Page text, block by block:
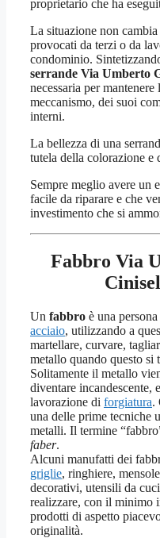
proprietario che ha
La situazione non
provocati da terzi o da
condominio.
serrande Via Umberto
necessaria per
meccanismo, dei suoi
interni.
La bellezza di una
tutela della colorazione e
Sempre meglio avere un
facile da riparare e che
investimento che si
Fabbro Via
Un fabbro è una
acciaio, utilizzando a
martellare, curvare,
metallo quando questo
Solitamente il metallo
diventare incandescente,
lavorazione di forgiatura.
una delle prime tecniche
metalli. Il termine
faber.
Alcuni manufatti dei
griglie, ringhiere,
decorativi, utensili da
realizzare, con il minimo
prodotti di aspetto
originalità.